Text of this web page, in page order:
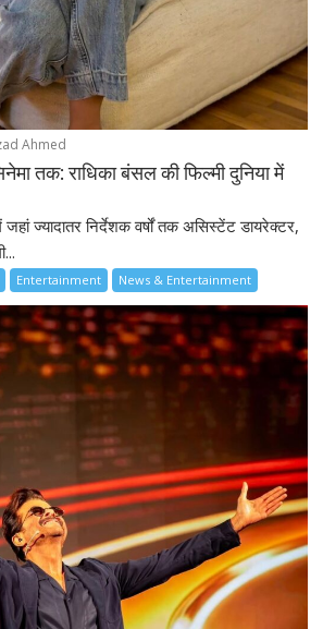
Ahmed
तक: राधिका बंसल की फिल्मी दुनिया में
ज्यादातर निर्देशक वर्षों तक असिस्टेंट डायरेक्टर,
Entertainment News & Entertainment